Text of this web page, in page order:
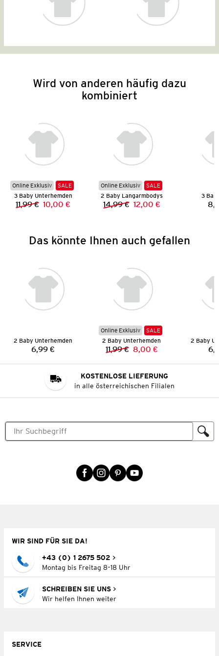
Wird von anderen häufig dazu
kombiniert
Online Exklusiv
SALE
3 Baby Unterhemden
Vorheriger Preis:
11,99 € Neuer Preis:
10,00 €
Online Exklusiv
SALE
2 Baby Langarmbodys
Vorheriger Preis:
14,99 € Neuer Preis:
12,00 €
3
Das könnte Ihnen auch gefallen
2 Baby Unterhemden
Preis:
6,99 €
Online Exklusiv
SALE
2 Baby Unterhemden
Vorheriger Preis:
11,99 € Neuer Preis:
8,00 €
2 Baby
KOSTENLOSE LIEFERUNG
in alle österreichischen Filialen
WIR SIND FÜR SIE DA!
+43 (0) 1 2675 502
Montag bis Freitag 8–18 Uhr
SCHREIBEN SIE UNS
Wir helfen Ihnen weiter
SERVICE